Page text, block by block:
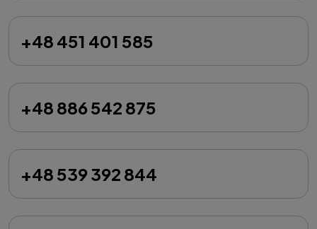
+48 451 401 585
+48 886 542 875
+48 539 392 844